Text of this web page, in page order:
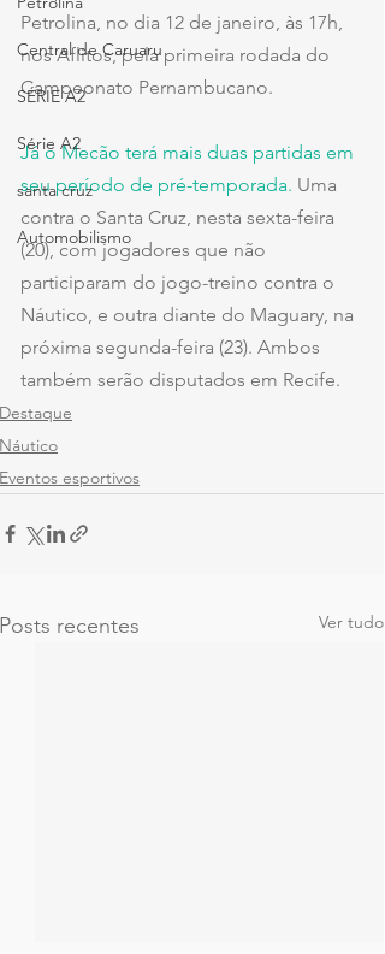
Central de Caruaru
SÉRIE A2
Série A2
santa cruz
Automobilismo
Petrolina, no dia 12 de janeiro, às 17h,
nos Aflitos, pela primeira rodada do
Campeonato Pernambucano.
Já o Mecão terá mais duas partidas em
seu período de pré-temporada. Uma
contra o Santa Cruz, nesta sexta-feira
(20), com jogadores que não
participaram do jogo-treino contra o
Náutico, e outra diante do Maguary, na
próxima segunda-feira (23). Ambos
também serão disputados em Recife.
Destaque
Náutico
Eventos esportivos
Posts recentes Ver tudo